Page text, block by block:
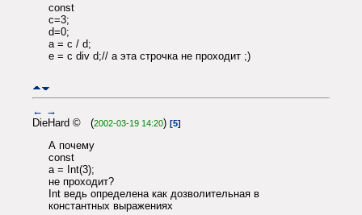
const
c=3;
d=0;
a = c / d;
e = c div d;// а эта строчка не проходит ;)
← →
DieHard © (2002-03-19 14:20) [5]
А почему
const
a = Int(3);
не проходит?
Int ведь определена как дозволительная в
константных выражениях